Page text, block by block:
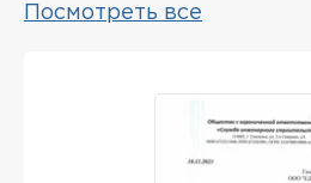
Посмотреть все